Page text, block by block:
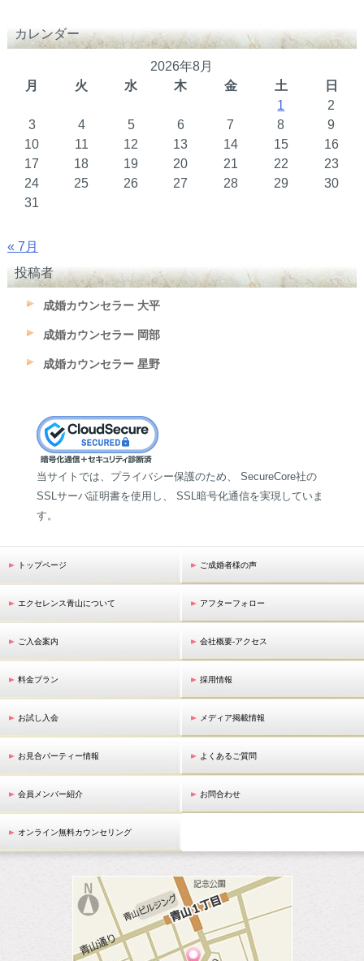
カレンダー
2026年8月
月
火 水 木 金 土
日
1
2
3
4 5 6 7 8
9
10
11 12 13 14 15
16
17
18 19 20 21 22
23
24
25 26 27 28 29
30
31
« 7月
投稿者
成婚カウンセラー 大平
成婚カウンセラー 岡部
成婚カウンセラー 星野
当サイトでは、プライバシー保護のため、 SecureCore社の
SSLサーバ証明書を使用し、 SSL暗号化通信を実現していま
す。
トップページ
エクセレンス青山について
ご入会案内
料金プラン
お試し入会
お見合パーティー情報
会員メンバー紹介
オンライン無料カウンセリング
ご成婚者様の声
アフターフォロー
会社概要-アクセス
採用情報
メディア掲載情報
よくあるご質問
お問合わせ